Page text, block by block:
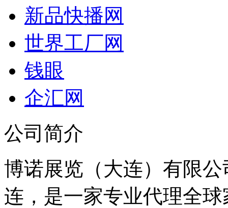
新品快播网
世界工厂网
钱眼
企汇网
公司简介
博诺展览（大连）有限
连，是一家专业代理全